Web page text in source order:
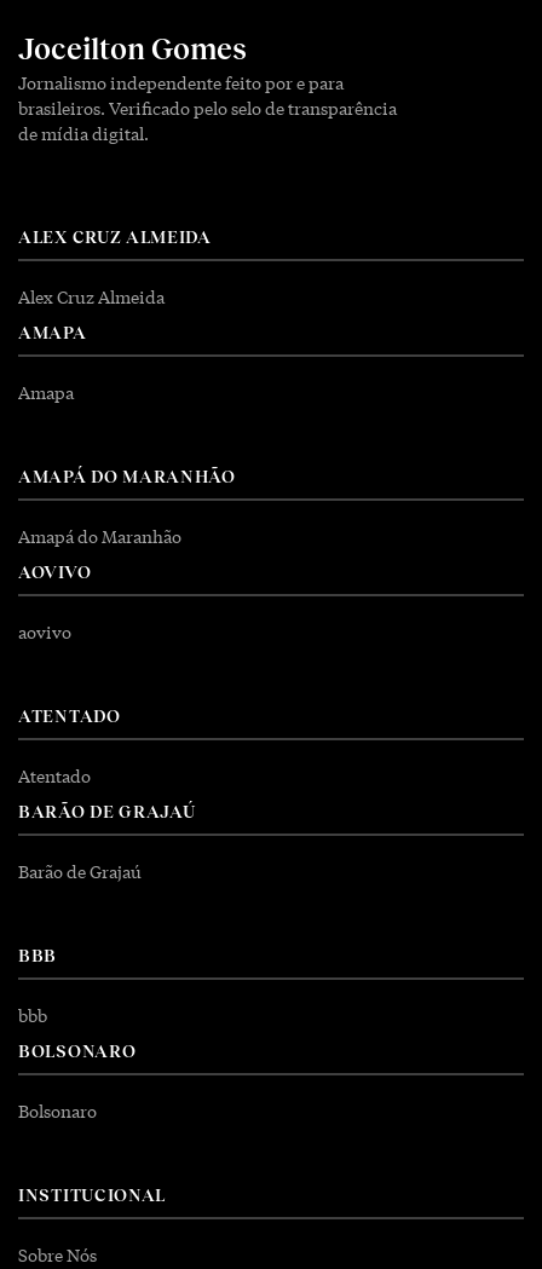
Joceilton Gomes
Jornalismo independente feito por e para
brasileiros. Verificado pelo selo de transparência
de mídia digital.
ALEX CRUZ ALMEIDA
Alex Cruz Almeida
AMAPA
Amapa
AMAPÁ DO MARANHÃO
Amapá do Maranhão
AOVIVO
aovivo
ATENTADO
Atentado
BARÃO DE GRAJAÚ
Barão de Grajaú
BBB
bbb
BOLSONARO
Bolsonaro
INSTITUCIONAL
Sobre Nós